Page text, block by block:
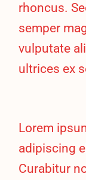
rhoncus.
semper
vulputate
ultrices ex
Lorem
adipiscing
Curabitur